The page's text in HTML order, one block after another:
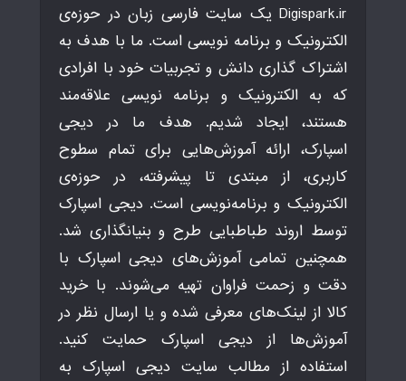
Digispark.ir یک سایت فارسی زبان در حوزه‌ی
الکترونیک و برنامه نویسی است. ما با هدف به
اشتراک گذاری دانش و تجربیات خود با افرادی
که به الکترونیک و برنامه نویسی علاقه‌مند
هستند، ایجاد شدیم. هدف ما در دیجی
اسپارک، ارائه آموزش‌هایی برای تمام سطوح
کاربری، از مبتدی تا پیشرفته، در حوزه‌ی
الکترونیک و برنامه‌نویسی است. دیجی اسپارک
توسط اروند طباطبایی طرح و بنیانگذاری شد.
همچنین تمامی آموزش‌های دیجی اسپارک با
دقت و زحمت فراوان تهیه می‌شوند. با خرید
کالا از لینک‌های معرفی شده و یا ارسال نظر در
آموزش‌ها از دیجی اسپارک حمایت کنید.
استفاده از مطالب سایت دیجی اسپارک به